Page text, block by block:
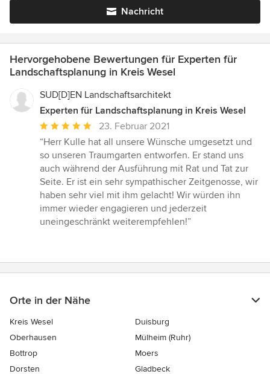
Nachricht
Hervorgehobene Bewertungen für Experten für
Landschaftsplanung in Kreis Wesel
SUD[D]EN Landschaftsarchitekt
Experten für Landschaftsplanung in Kreis Wesel
Durchschnittliche
Bewertung:
5
von
5
Sternen
23. Februar 2021
“Herr Kulle hat all unsere Wünsche umgesetzt und
so unseren Traumgarten entworfen. Er stand uns
auch während der Ausführung mit Rat und Tat zur
Seite. Er ist ein sehr sympathischer Zeitgenosse, wir
haben sehr viel mit ihm gelacht! Wir würden ihn
immer wieder engagieren und jederzeit
uneingeschränkt weiterempfehlen!”
Orte in der Nähe
Kreis Wesel
Duisburg
Oberhausen
Mülheim (Ruhr)
Bottrop
Moers
Dorsten
Gladbeck